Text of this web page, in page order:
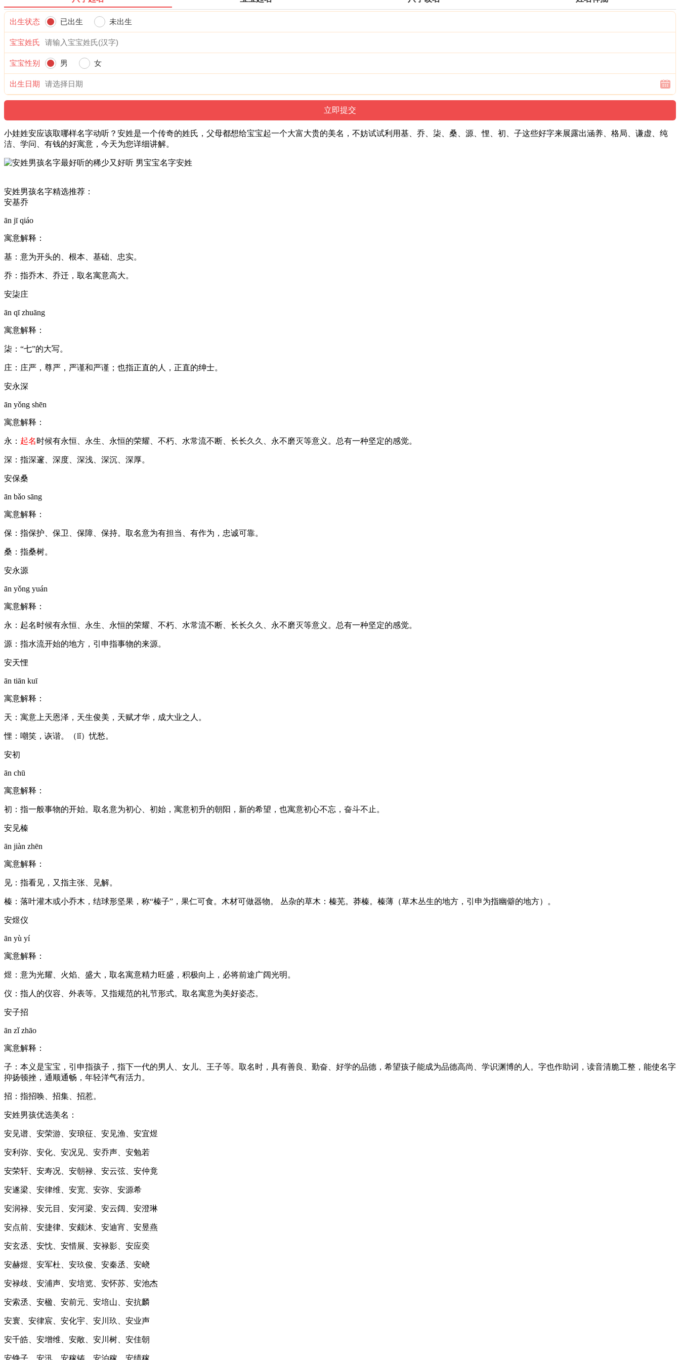
出生状态 已出生 未出生
宝宝姓氏
宝宝性别 男 女
出生日期
小娃姓安应该取哪样名字动听？安姓是一个传奇的姓氏，父母都想给宝宝起一个大富大贵的美名，不妨试试利用基、乔、柒、桑、源、悝、初、子这些好字来展露出涵养、格局、谦虚、纯
洁、学问、有钱的好寓意，今天为您详细讲解。
安姓男孩名字精选推荐：
安基乔
ān jī qiáo
寓意解释：
基：意为开头的、根本、基础、忠实。
乔：指乔木、乔迁，取名寓意高大。
安柒庄
ān qī zhuāng
寓意解释：
柒：“七”的大写。
庄：庄严，尊严，严谨和严谨；也指正直的人，正直的绅士。
安永深
ān yǒng shēn
寓意解释：
永： 起名时候有永恒、永生、永恒的荣耀、不朽、水常流不断、长长久久、永不磨灭等意义。总有一种坚定的感觉。
深：指深邃、深度、深浅、深沉、深厚。
安保桑
ān bǎo sāng
寓意解释：
保：指保护、保卫、保障、保持。取名意为有担当、有作为，忠诚可靠。
桑：指桑树。
安永源
ān yǒng yuán
寓意解释：
永：起名时候有永恒、永生、永恒的荣耀、不朽、水常流不断、长长久久、永不磨灭等意义。总有一种坚定的感觉。
源：指水流开始的地方，引申指事物的来源。
安天悝
ān tiān kuī
寓意解释：
天：寓意上天恩泽，天生俊美，天赋才华，成大业之人。
悝：嘲笑，诙谐。（lǐ）忧愁。
安初
ān chū
寓意解释：
初：指一般事物的开始。取名意为初心、初始，寓意初升的朝阳，新的希望，也寓意初心不忘，奋斗不止。
安见榛
ān jiàn zhēn
寓意解释：
见：指看见，又指主张、见解。
榛：落叶灌木或小乔木，结球形坚果，称“榛子”，果仁可食。木材可做器物。 丛杂的草木：榛芜。莽榛。榛薄（草木丛生的地方，引申为指幽僻的地方）。
安煜仪
ān yù yí
寓意解释：
煜：意为光耀、火焰、盛大，取名寓意精力旺盛，积极向上，必将前途广阔光明。
仪：指人的仪容、外表等。又指规范的礼节形式。取名寓意为美好姿态。
安子招
ān zǐ zhāo
寓意解释：
子：本义是宝宝，引申指孩子，指下一代的男人、女儿、王子等。取名时，具有善良、勤奋、好学的品德，希望孩子能成为品德高尚、学识渊博的人。字也作助词，读音清脆工整，能使名字
抑扬顿挫，通顺通畅，年轻洋气有活力。
招：指招唤、招集、招惹。
安姓男孩优选美名：
安见谱、安荣游、安琅征、安见渔、安宜煜
安利弥、安化、安况见、安乔声、安勉若
安荣轩、安寿况、安朝禄、安云弦、安仲竟
安遂梁、安律维、安宽、安弥、安源希
安润禄、安元目、安河梁、安云阔、安澄琳
安点前、安捷律、安颇沐、安迪宵、安昱燕
安玄丞、安忱、安惜展、安禄影、安应奕
安赫煜、安军杜、安玖俊、安秦丞、安峣
安禄歧、安浦声、安培览、安怀苏、安池杰
安索丞、安楹、安前元、安培山、安抗麟
安寰、安律宸、安化宇、安川玖、安业声
安千皓、安增维、安敞、安川树、安佳朝
安铮子、安汛、安稼铸、安泊稼、安绩稼